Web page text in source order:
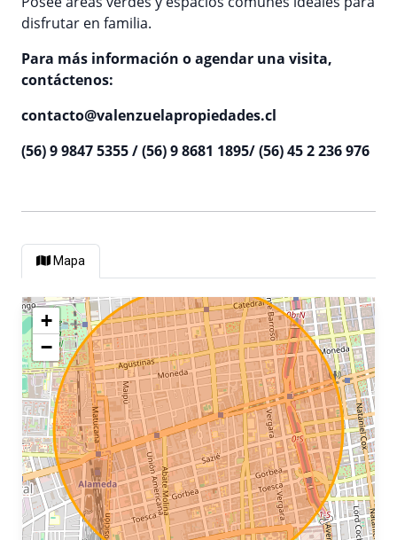
disfrutar en familia.
Para más información o agendar una visita,
contáctenos:
contacto@valenzuelapropiedades.cl
(56) 9 9847 5355 / (56) 9 8681 1895/ (56) 45 2 236 976
Mapa
+
−